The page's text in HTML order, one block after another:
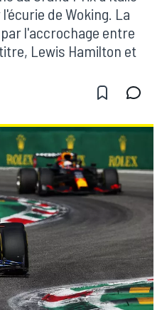
de Woking. La
l'accrochage entre
Lewis Hamilton et